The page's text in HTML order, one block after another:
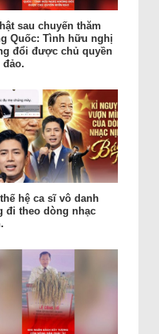
sau chuyến thăm
Quốc: Tình hữu nghị
đổi được chủ quyền
đảo.
hệ ca sĩ vô danh
đi theo dòng nhạc